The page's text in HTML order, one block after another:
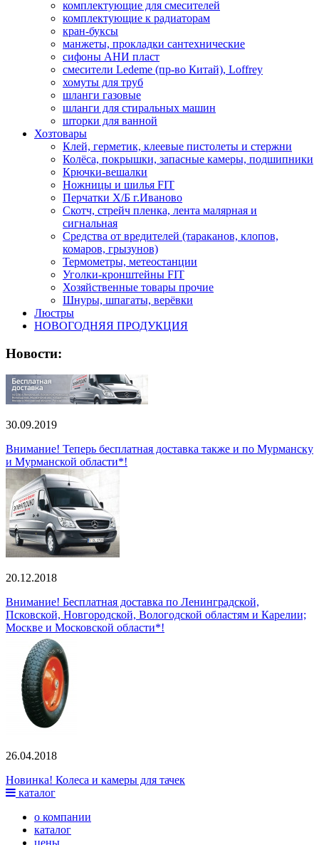
комплектующие для смесителей
комплектующие к радиаторам
кран-буксы
манжеты, прокладки сантехнические
сифоны АНИ пласт
смесители Ledeme (пр-во Китай), Loffrey
хомуты для труб
шланги газовые
шланги для стиральных машин
шторки для ванной
Хозтовары
Клей, герметик, клеевые пистолеты и стержни
Колёса, покрышки, запасные камеры, подшипники
Крючки-вешалки
Ножницы и шилья FIT
Перчатки Х/Б г.Иваново
Скотч, стрейч пленка, лента малярная и
сигнальная
Средства от вредителей (тараканов, клопов,
комаров, грызунов)
Термометры, метеостанции
Уголки-кронштейны FIT
Хозяйственные товары прочие
Шнуры, шпагаты, верёвки
Люстры
НОВОГОДНЯЯ ПРОДУКЦИЯ
Новости:
30.09.2019
Внимание! Теперь бесплатная доставка также и по Мурманску
и Мурманской области*!
20.12.2018
Внимание! Бесплатная доставка по Ленинградской,
Псковской, Новгородской, Вологодской областям и Карелии;
Москве и Московской области*!
26.04.2018
Новинка! Колеса и камеры для тачек
каталог
о компании
каталог